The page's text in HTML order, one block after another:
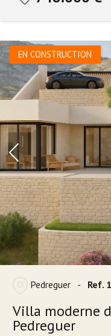
EN CONSTRUCTION
Pedreguer - Ref.
Villa moderne
Pedreguer